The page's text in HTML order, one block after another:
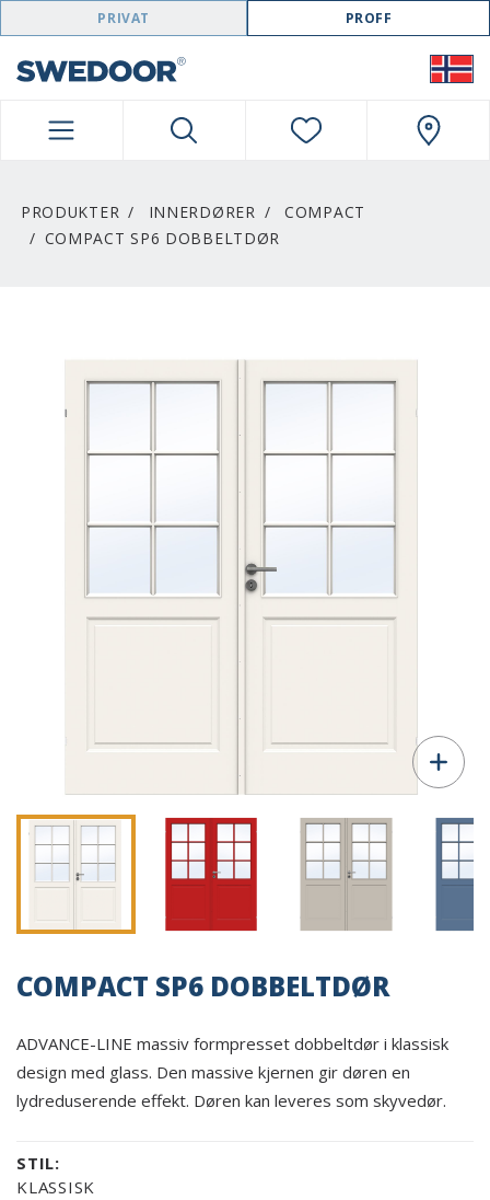
SWEDOOR NAVIGATION
PRIVAT PROFF
PRODUKTER INNERDØRER
COMPACT
COMPACT SP6 DOBBELTDØR
COMPACT SP6 DOBBELTDØR
ADVANCE-LINE massiv formpresset dobbeltdør i klassisk
design med glass. Den massive kjernen gir døren en
lydreduserende effekt. Døren kan leveres som skyvedør.
STIL:
KLASSISK